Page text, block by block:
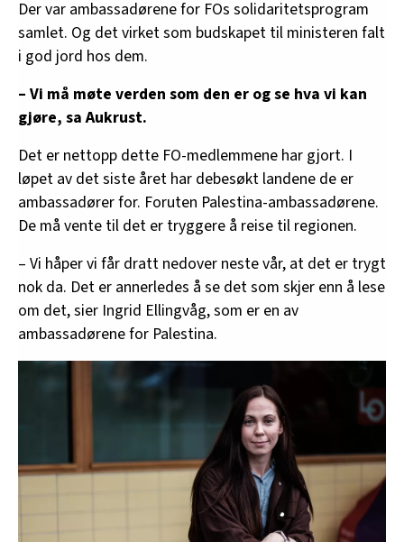
Der var ambassadørene for FOs solidaritetsprogram
samlet. Og det virket som budskapet til ministeren falt
i god jord hos dem.
– Vi må møte verden som den er og se hva vi kan
gjøre, sa Aukrust.
Det er nettopp dette FO-medlemmene har gjort. I
løpet av det siste året har debesøkt landene de er
ambassadører for. Foruten Palestina-ambassadørene.
De må vente til det er tryggere å reise til regionen.
– Vi håper vi får dratt nedover neste vår, at det er trygt
nok da. Det er annerledes å se det som skjer enn å lese
om det, sier Ingrid Ellingvåg, som er en av
ambassadørene for Palestina.